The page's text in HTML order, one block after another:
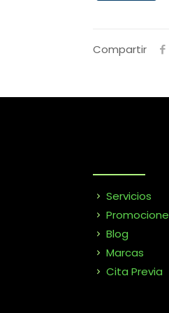
Compartir
Servicios
Blog
Marcas
Cita Previa